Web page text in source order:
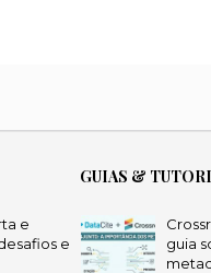
e
e
GUIAS &
guia